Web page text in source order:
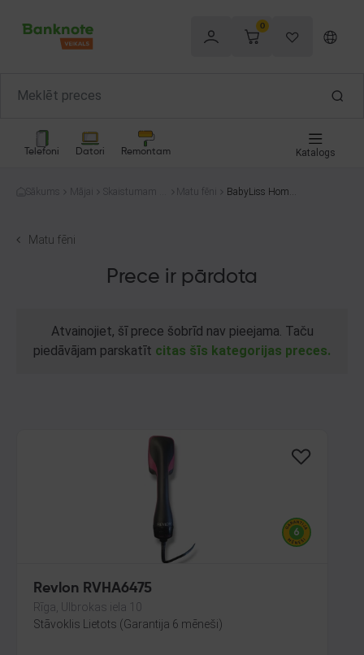
0
Telefoni Datori Remontam Katalogs
Sākums Mājai
Skaistumam u
Matu fēni
BabyLiss Homeli
Matu fēni
Prece ir pārdota
Atvainojiet, šī prece šobrīd nav pieejama. Taču
piedāvājam parskatīt citas šīs kategorijas preces.
Revlon RVHA6475
Rīga, Ulbrokas iela 10
Stāvoklis Lietots (Garantija 6 mēneši)